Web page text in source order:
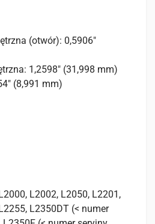
(otwór): 0,5906″
1,2598″ (31,998 mm)
(8,991 mm)
L2002, L2050, L2201,
L2350DT (< numer